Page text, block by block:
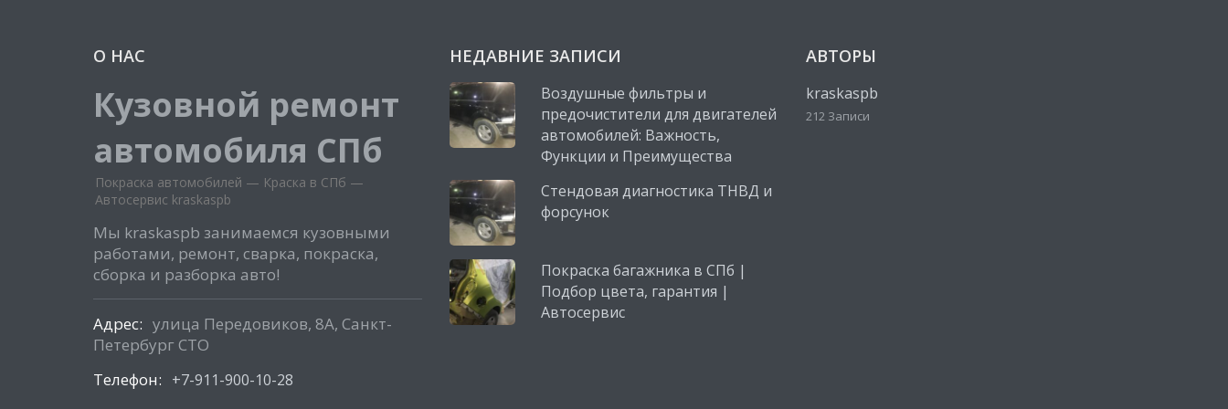
О НАС
Кузовной ремонт
автомобиля СПб
Покраска автомобилей — Краска в СПб —
Автосервис kraskaspb
Мы kraskaspb занимаемся кузовными
работами, ремонт, сварка, покраска,
сборка и разборка авто!
Адрес: улица Передовиков, 8А, Санкт-
Петербург СТО
Телефон: +7-911-900-10-28
НЕДАВНИЕ ЗАПИСИ
Воздушные фильтры и
предочистители для двигателей
автомобилей: Важность,
Функции и Преимущества
Стендовая диагностика ТНВД и
форсунок
Покраска багажника в СПб |
Подбор цвета, гарантия |
Автосервис
АВТОРЫ
kraskaspb
212 Записи